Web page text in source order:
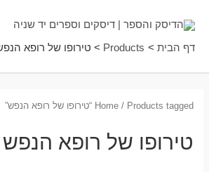
דף הבית Products טירופו של רופא
Home/ Products tagged “טירופו של רופא הנפש”
טירופו של רופא הנפש